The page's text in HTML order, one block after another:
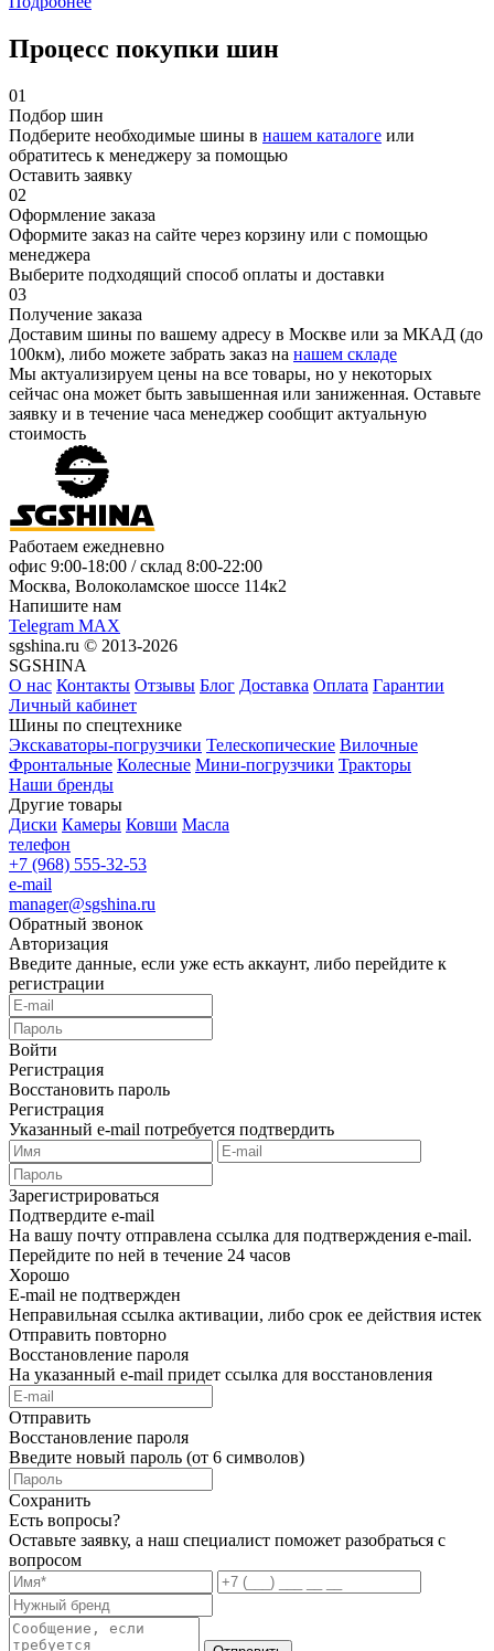
Процесс покупки шин
01
Подбор шин
Подберите необходимые шины в нашем каталоге или
обратитесь к менеджеру за помощью
Оставить заявку
02
Оформление заказа
Оформите заказ на сайте через корзину или с помощью
менеджера
Выберите подходящий способ оплаты и доставки
03
Получение заказа
Доставим шины по вашему адресу в Москве или за МКАД (до
100км), либо можете забрать заказ на нашем складе
Мы актуализируем цены на все товары, но у некоторых
сейчас она может быть завышенная или заниженная. Оставьте
заявку и в течение часа менеджер сообщит актуальную
стоимость
Работаем ежедневно
офис 9:00-18:00 / склад 8:00-22:00
Москва, Волоколамское шоссе 114к2
Напишите нам
Telegram MAX
sgshina.ru © 2013-2026
SGSHINA
О нас Контакты Отзывы Блог Доставка Оплата Гарантии
Личный кабинет
Шины по спецтехнике
Экскаваторы-погрузчики Телескопические Вилочные
Фронтальные Колесные Мини-погрузчики Тракторы
Наши бренды
Другие товары
Диски Камеры Ковши Масла
телефон
+7 (968) 555-32-53
e-mail
manager@sgshina.ru
Обратный звонок
Авторизация
Введите данные, если уже есть аккаунт, либо перейдите к
регистрации
Войти
Регистрация
Восстановить пароль
Регистрация
Указанный e-mail потребуется подтвердить
Зарегистрироваться
Подтвердите e-mail
На вашу почту отправлена ссылка для подтверждения e-mail.
Перейдите по ней в течение 24 часов
Хорошо
E-mail не подтвержден
Неправильная ссылка активации, либо срок ее действия истек
Отправить повторно
Восстановление пароля
На указанный e-mail придет ссылка для восстановления
Отправить
Восстановление пароля
Введите новый пароль (от 6 символов)
Сохранить
Есть вопросы?
Оставьте заявку, а наш специалист поможет разобраться с
вопросом